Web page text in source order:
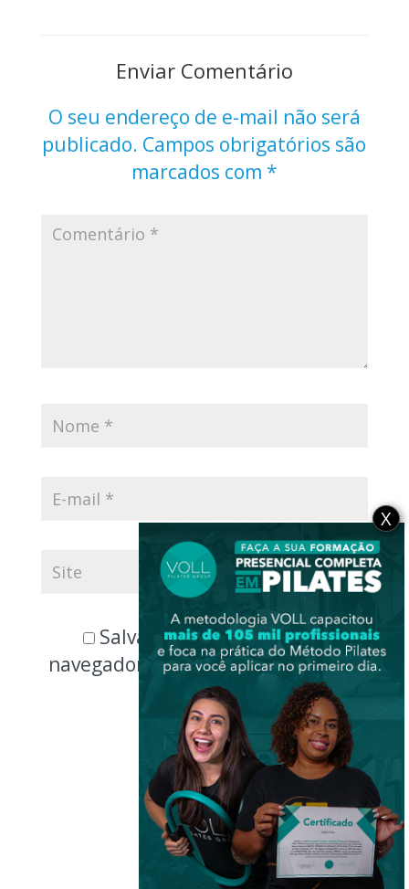
Enviar Comentário
O seu endereço de e-mail não será
publicado. Campos obrigatórios são
marcados com *
Salvar meus dados neste
navegador para a próxima vez que
eu comentar.
X